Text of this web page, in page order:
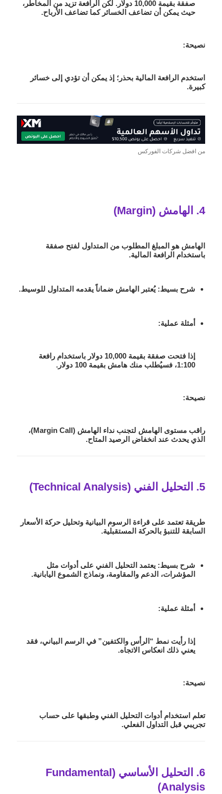
صفقة بقيمة 10,000 دولار. لكن الرافعة تزيد من المخاطر،
حيث يمكن أن تضاعف الخسائر كما تضاعف الأرباح.
نصيحة:
استخدم الرافعة المالية بحذر؛ إذ يمكن أن تؤدي إلى خسائر
كبيرة.
من افضل شركات الفوركس
4. الهامش (Margin)
الهامش هو المبلغ المطلوب من المتداول لفتح صفقة
باستخدام الرافعة المالية.
شرح بسيط: يُعتبر الهامش ضماناً يقدمه المتداول للوسيط.
أمثلة عملية:
إذا فتحت صفقة بقيمة 10,000 دولار باستخدام رافعة
1:100، فسيُطلب منك هامش بقيمة 100 دولار.
نصيحة:
راقب مستوى الهامش لتجنب نداء الهامش (Margin Call)،
الذي يحدث عند انخفاض الرصيد المتاح.
5. التحليل الفني (Technical Analysis)
طريقة تعتمد على قراءة الرسوم البيانية وتحليل حركة الأسعار
السابقة للتنبؤ بالحركة المستقبلية.
شرح بسيط: يعتمد التحليل الفني على أدوات مثل
المؤشرات، الدعم والمقاومة، ونماذج الشموع اليابانية.
أمثلة عملية:
إذا رأيت نمط “الرأس والكتفين” في الرسم البياني، فقد
يعني ذلك انعكاس الاتجاه.
نصيحة:
تعلم استخدام أدوات التحليل الفني وطبقها على حساب
تجريبي قبل التداول الفعلي.
6. التحليل الأساسي (Fundamental
Analysis)